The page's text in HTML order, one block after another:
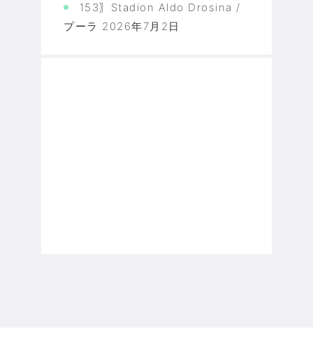
153〗Stadion Aldo Drosina /
プーラ 2026年7月2日